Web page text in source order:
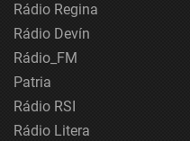
Rádio Regina
Rádio Devín
Rádio_FM
Patria
Rádio RSI
Rádio Litera